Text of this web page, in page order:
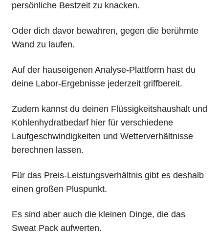
persönliche Bestzeit zu knacken.
Oder dich davor bewahren, gegen die berühmte
Wand zu laufen.
Auf der hauseigenen Analyse-Plattform hast du
deine Labor-Ergebnisse jederzeit griffbereit.
Zudem kannst du deinen Flüssigkeitshaushalt und
Kohlenhydratbedarf hier für verschiedene
Laufgeschwindigkeiten und Wetterverhältnisse
berechnen lassen.
Für das Preis-Leistungsverhältnis gibt es deshalb
einen großen Pluspunkt.
Es sind aber auch die kleinen Dinge, die das
Sweat Pack aufwerten.